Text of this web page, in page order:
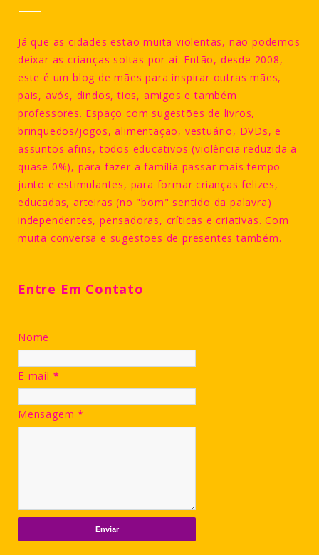
Já que as cidades estão muita violentas, não podemos
deixar as crianças soltas por aí. Então, desde 2008,
este é um blog de mães para inspirar outras mães,
pais, avós, dindos, tios, amigos e também
professores. Espaço com sugestões de livros,
brinquedos/jogos, alimentação, vestuário, DVDs, e
assuntos afins, todos educativos (violência reduzida a
quase 0%), para fazer a família passar mais tempo
junto e estimulantes, para formar crianças felizes,
educadas, arteiras (no "bom" sentido da palavra)
independentes, pensadoras, críticas e criativas. Com
muita conversa e sugestões de presentes também.
Entre Em Contato
Nome
E-mail *
Mensagem*